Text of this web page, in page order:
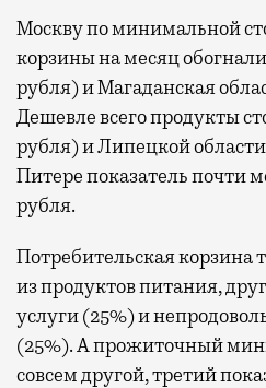
Москву по минимальной
корзины на месяц обогнали
рубля) и Магаданская
Дешевле всего продукты
рубля) и Липецкой
Питере показатель почти
рубля.
Потребительская корзина
из продуктов питания,
услуги (25%) и
(25%). А прожиточный
совсем другой, третий